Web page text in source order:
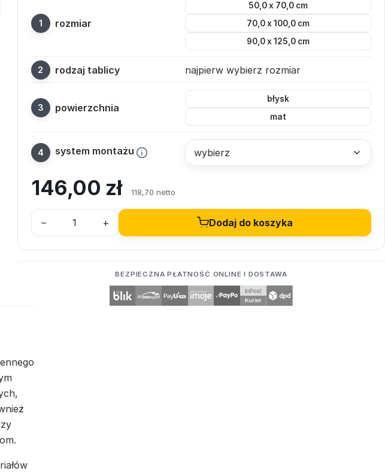
rozmiar
50,0 x 70,0 cm
70,0 x 100,0 cm
90,0 x 125,0 cm
rodzaj tablicy najpierw wybierz rozmiar
powierzchnia
błysk
mat
system montażu
146,00 zł 118,70 netto
– + Dodaj do koszyka
BEZPIECZNA PŁATNOŚĆ ONLINE I DOSTAWA